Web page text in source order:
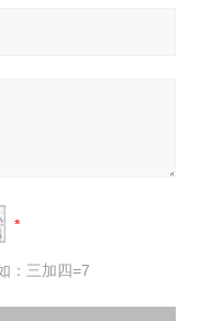
：三加四=7